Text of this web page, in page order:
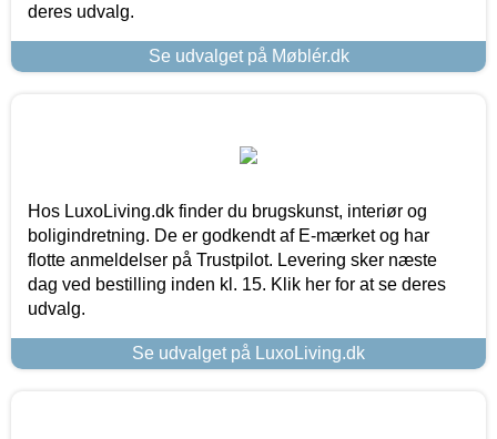
deres udvalg.
Se udvalget på Møblér.dk
Hos LuxoLiving.dk finder du brugskunst, interiør og
boligindretning. De er godkendt af E-mærket og har
flotte anmeldelser på Trustpilot. Levering sker næste
dag ved bestilling inden kl. 15. Klik her for at se deres
udvalg.
Se udvalget på LuxoLiving.dk